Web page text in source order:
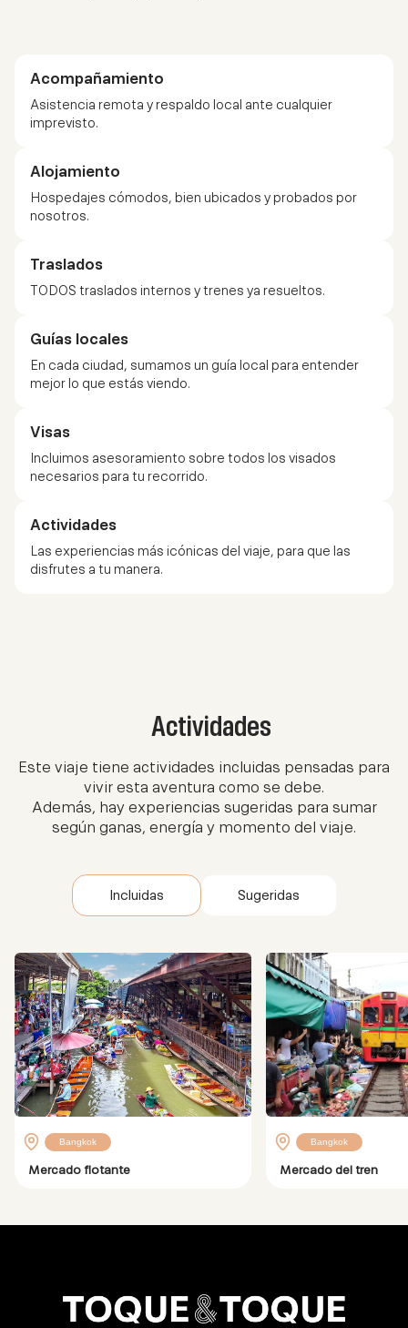
Acompañamiento
Asistencia remota y respaldo local ante cualquier
imprevisto.
Alojamiento
Hospedajes cómodos, bien ubicados y probados por
nosotros.
Traslados
TODOS traslados internos y trenes ya resueltos.
Guías locales
En cada ciudad, sumamos un guía local para entender
mejor lo que estás viendo.
Visas
Incluimos asesoramiento sobre todos los visados
necesarios para tu recorrido.
Actividades
Las experiencias más icónicas del viaje, para que las
disfrutes a tu manera.
Actividades
Este viaje tiene actividades incluidas pensadas para
vivir esta aventura como se debe.
Además, hay experiencias sugeridas para sumar
según ganas, energía y momento del viaje.
Incluidas Sugeridas
Bangkok
Mercado flotante
Bangkok
Mercado del tren